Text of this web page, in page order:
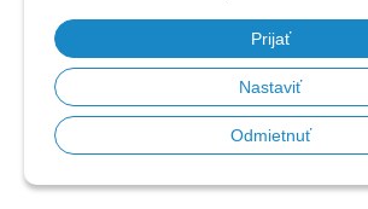
Prijať
Nastaviť
Odmietnuť